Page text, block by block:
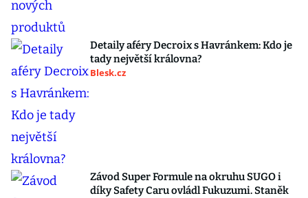
Detaily aféry Decroix s Havránkem: Kdo je
tady největší královna?
Blesk.cz
Závod Super Formule na okruhu SUGO i
díky Safety Caru ovládl Fukuzumi. Staněk